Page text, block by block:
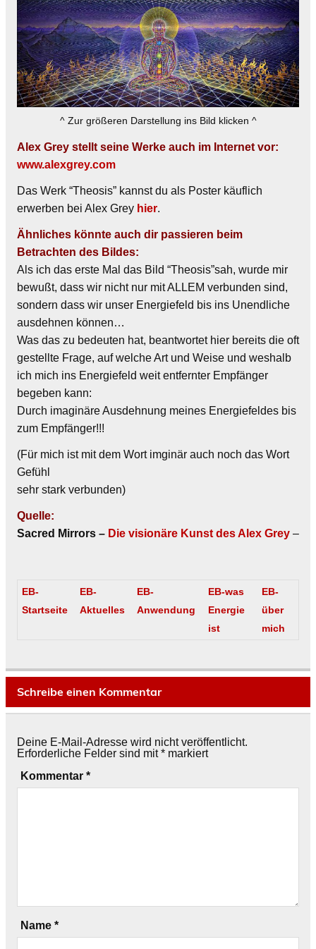
^ Zur größeren Darstellung ins Bild klicken ^
Alex Grey stellt seine Werke auch im Internet vor:
www.alexgrey.com
Das Werk “Theosis” kannst du als Poster käuflich
erwerben bei Alex Grey hier.
Ähnliches könnte auch dir passieren beim
Betrachten des Bildes:
Als ich das erste Mal das Bild “Theosis”sah, wurde mir
bewußt, dass wir nicht nur mit ALLEM verbunden sind,
sondern dass wir unser Energiefeld bis ins Unendliche
ausdehnen können…
Was das zu bedeuten hat, beantwortet hier bereits die oft
gestellte Frage, auf welche Art und Weise und weshalb
ich mich ins Energiefeld weit entfernter Empfänger
begeben kann:
Durch imaginäre Ausdehnung meines Energiefeldes bis
zum Empfänger!!!
(Für mich ist mit dem Wort imginär auch noch das Wort
Gefühl
sehr stark verbunden)
Quelle:
Sacred Mirrors – Die visionäre Kunst des Alex Grey –
EB-
Startseite
EB-
Aktuelles
EB-
Anwendung
EB-was
Energie
ist
EB-
über
mich
Schreibe einen Kommentar
Deine E-Mail-Adresse wird nicht veröffentlicht.
Erforderliche Felder sind mit* markiert
Kommentar *
Name *